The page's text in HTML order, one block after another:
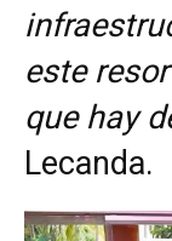
este
que hay
Lecanda.